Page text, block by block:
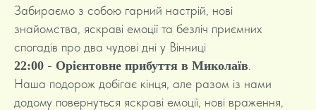
Забираємо з собою гарний настрій, нові
знайомства, яскраві емоції та безліч приємних
спогадів про два чудові дні у Вінниці
22:00 - Орієнтовне прибуття в Миколаїв.
Наша подорож добігає кінця, але разом із нами
додому повернуться яскраві емоції, нові враження,